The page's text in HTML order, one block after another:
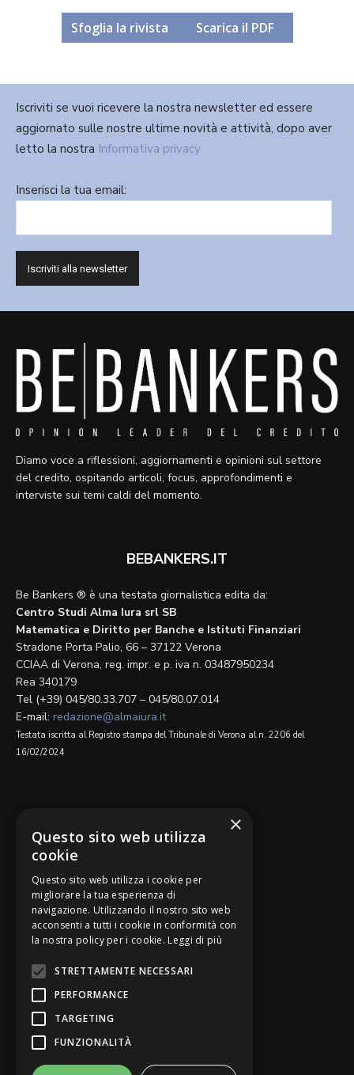
Sfoglia la rivista Scarica il PDF
Iscriviti se vuoi ricevere la nostra newsletter ed essere
aggiornato sulle nostre ultime novità e attività, dopo aver
letto la nostra Informativa privacy
Inserisci la tua email:
Diamo voce a riflessioni, aggiornamenti e opinioni sul settore
del credito, ospitando articoli, focus, approfondimenti e
interviste sui temi caldi del momento.
BEBANKERS.IT
Be Bankers ® è una testata giornalistica edita da:
Centro Studi Alma Iura srl SB
Matematica e Diritto per Banche e Istituti Finanziari
Stradone Porta Palio, 66 – 37122 Verona
CCIAA di Verona, reg. impr. e p. iva n. 03487950234
Rea 340179
Tel (+39) 045/80.33.707 – 045/80.07.014
E-mail: redazione@almaiura.it
Testata iscritta al Registro stampa del Tribunale di Verona al n. 2206 del
16/02/2024
Be Bankers è ideato da
×
Questo sito web utilizza
cookie
Questo sito web utilizza i cookie per
migliorare la tua esperienza di
navigazione. Utilizzando il nostro sito web
acconsenti a tutti i cookie in conformità con
la nostra policy per i cookie. Leggi di più
STRETTAMENTE NECESSARI
PERFORMANCE
TARGETING
FUNZIONALITÀ